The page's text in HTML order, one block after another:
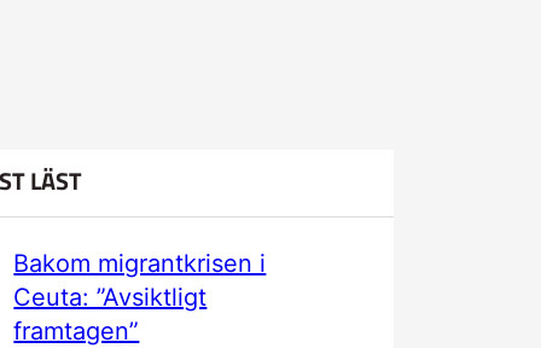
LÄST
Bakom migrantkrisen i
Ceuta: ”Avsiktligt
framtagen”